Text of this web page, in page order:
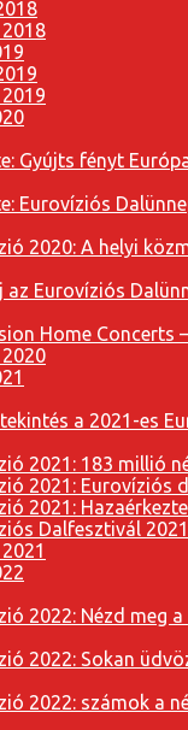
Gyújts fényt
Eurovíziós
2020: A helyi
az Eurovíziós
Home Concerts
a 2021-es
2021: 183 millió
2021: Eurovíziós
2021:
Dalfesztivál
2022: Nézd meg
2022: Sokan
2022: számok a